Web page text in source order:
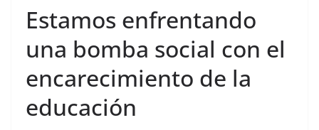
Estamos enfrentando
una bomba social con el
encarecimiento de la
educación